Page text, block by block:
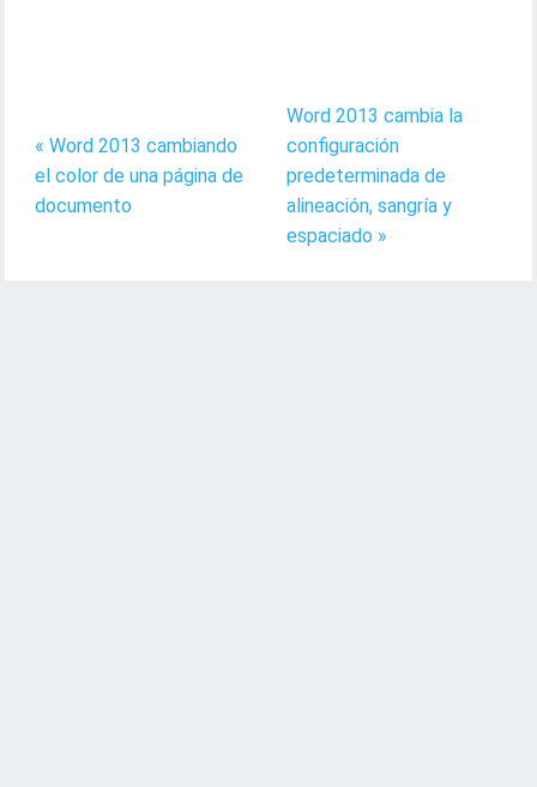
« Word 2013 cambiando
el color de una página de
documento
Word 2013 cambia la
configuración
predeterminada de
alineación, sangría y
espaciado »